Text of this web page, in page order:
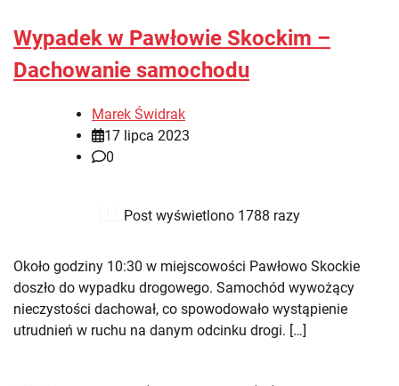
Wypadek w Pawłowie Skockim –
Dachowanie samochodu
Marek Świdrak
17 lipca 2023
0
Post wyświetlono 1788 razy
Około godziny 10:30 w miejscowości Pawłowo Skockie
doszło do wypadku drogowego. Samochód wywożący
nieczystości dachował, co spowodowało wystąpienie
utrudnień w ruchu na danym odcinku drogi. […]